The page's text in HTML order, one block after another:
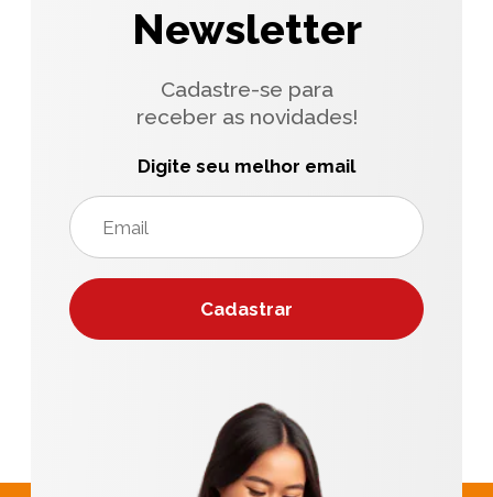
Newsletter
Cadastre-se para
receber as novidades!
Digite seu melhor email